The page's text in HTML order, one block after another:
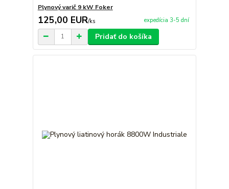
Plynový varič 9 kW Foker
125,00 EUR/ks expedícia 3-5 dní
Pridať do košíka